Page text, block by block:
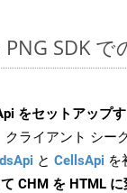
PNG SDK
をセットアップ
クライアント シー
と CellsApi を
CHM を HTML